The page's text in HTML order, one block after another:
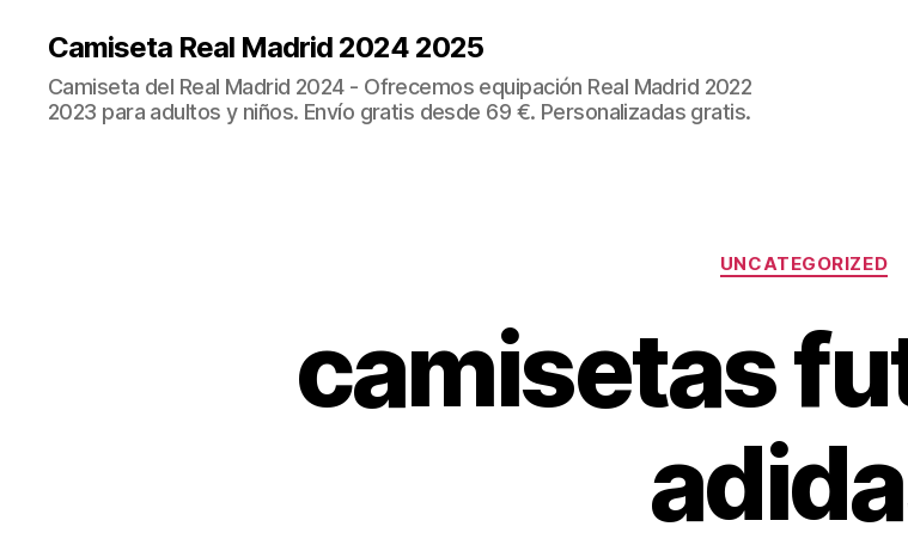
Camiseta Real Madrid 2024 2025
Camiseta del Real Madrid 2024 - Ofrecemos equipación Real Madrid 2022
2023 para adultos y niños. Envío gratis desde 69 €. Personalizadas gratis.
Categorías
UNCATEGORIZED
camisetas